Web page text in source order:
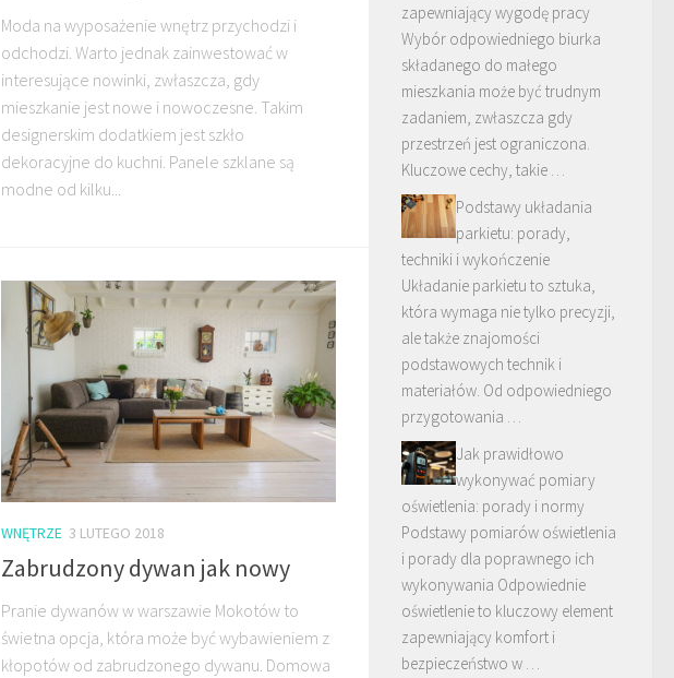
Moda na wyposażenie wnętrz przychodzi i
odchodzi. Warto jednak zainwestować w
interesujące nowinki, zwłaszcza, gdy
mieszkanie jest nowe i nowoczesne. Takim
designerskim dodatkiem jest szkło
dekoracyjne do kuchni. Panele szklane są
modne od kilku...
WNĘTRZE 3 LUTEGO 2018
Zabrudzony dywan jak nowy
Pranie dywanów w warszawie Mokotów to
świetna opcja, która może być wybawieniem z
kłopotów od zabrudzonego dywanu. Domowa
zapewniający wygodę pracy
Wybór odpowiedniego biurka
składanego do małego
mieszkania może być trudnym
zadaniem, zwłaszcza gdy
przestrzeń jest ograniczona.
Kluczowe cechy, takie …
Podstawy układania
parkietu: porady,
techniki i wykończenie
Układanie parkietu to sztuka,
która wymaga nie tylko precyzji,
ale także znajomości
podstawowych technik i
materiałów. Od odpowiedniego
przygotowania …
Jak prawidłowo
wykonywać pomiary
oświetlenia: porady i normy
Podstawy pomiarów oświetlenia
i porady dla poprawnego ich
wykonywania Odpowiednie
oświetlenie to kluczowy element
zapewniający komfort i
bezpieczeństwo w …